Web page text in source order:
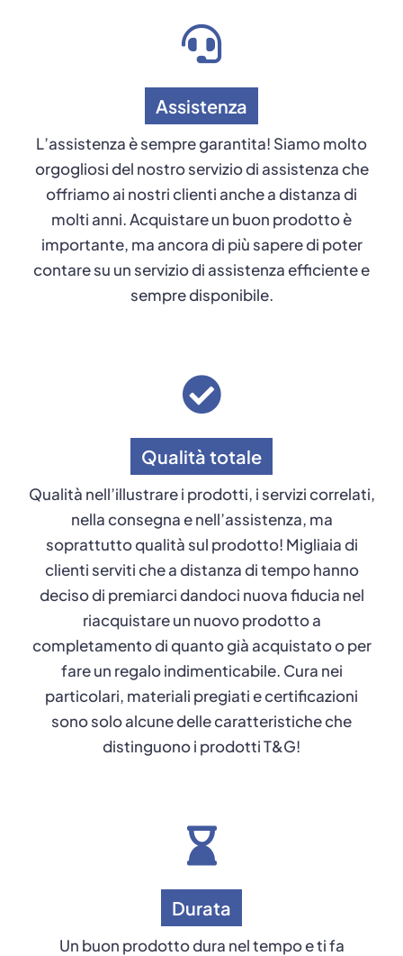
Assistenza
L’assistenza è sempre garantita! Siamo molto
orgogliosi del nostro servizio di assistenza che
offriamo ai nostri clienti anche a distanza di
molti anni. Acquistare un buon prodotto è
importante, ma ancora di più sapere di poter
contare su un servizio di assistenza efficiente e
sempre disponibile.
Qualità totale
Qualità nell’illustrare i prodotti, i servizi correlati,
nella consegna e nell’assistenza, ma
soprattutto qualità sul prodotto! Migliaia di
clienti serviti che a distanza di tempo hanno
deciso di premiarci dandoci nuova fiducia nel
riacquistare un nuovo prodotto a
completamento di quanto già acquistato o per
fare un regalo indimenticabile. Cura nei
particolari, materiali pregiati e certificazioni
sono solo alcune delle caratteristiche che
distinguono i prodotti T&G!
Durata
Un buon prodotto dura nel tempo e ti fa